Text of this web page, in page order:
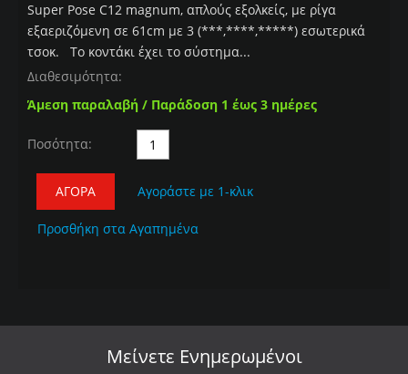
Super Pose C12 magnum, απλούς εξολκείς, με ρίγα
εξαεριζόμενη σε 61cm με 3 (***,****,*****) εσωτερικά
τσοκ. Το κοντάκι έχει το σύστημα...
Διαθεσιμότητα:
Άμεση παραλαβή / Παράδοση 1 έως 3 ημέρες
Ποσότητα:
ΑΓΟΡΆ Αγοράστε με 1-κλικ
Προσθήκη στα Αγαπημένα
Μείνετε Ενημερωμένοι